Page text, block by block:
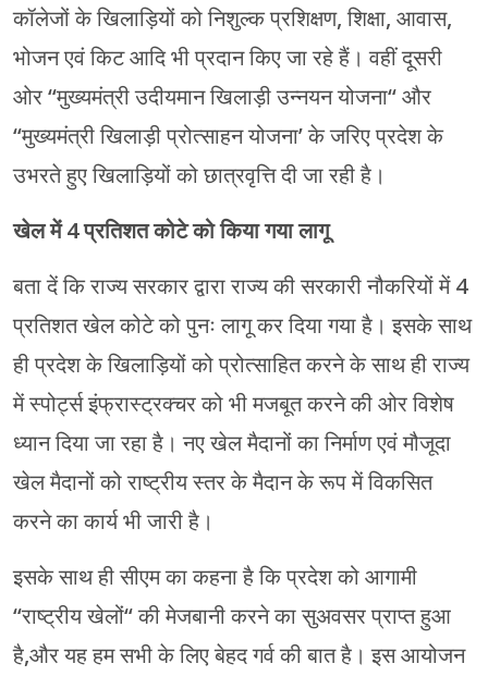
कॉलेजों के खिलाड़ियों को निशुल्क प्रशिक्षण, शिक्षा, आवास,
भोजन एवं किट आदि भी प्रदान किए जा रहे हैं। वहीं दूसरी
ओर “मुख्यमंत्री उदीयमान खिलाड़ी उन्नयन योजना“ और
“मुख्यमंत्री खिलाड़ी प्रोत्साहन योजना’ के जरिए प्रदेश के
उभरते हुए खिलाड़ियों को छात्रवृत्ति दी जा रही है।
खेल में 4 प्रतिशत कोटे को किया गया लागू
बता दें कि राज्य सरकार द्वारा राज्य की सरकारी नौकरियों में 4
प्रतिशत खेल कोटे को पुनः लागू कर दिया गया है। इसके साथ
ही प्रदेश के खिलाड़ियों को प्रोत्साहित करने के साथ ही राज्य
में स्पोर्ट्स इंफ्रास्ट्रक्चर को भी मजबूत करने की ओर विशेष
ध्यान दिया जा रहा है। नए खेल मैदानों का निर्माण एवं मौजूदा
खेल मैदानों को राष्ट्रीय स्तर के मैदान के रूप में विकसित
करने का कार्य भी जारी है।
इसके साथ ही सीएम का कहना है कि प्रदेश को आगामी
“राष्ट्रीय खेलों“ की मेजबानी करने का सुअवसर प्राप्त हुआ
है,और यह हम सभी के लिए बेहद गर्व की बात है। इस आयोजन